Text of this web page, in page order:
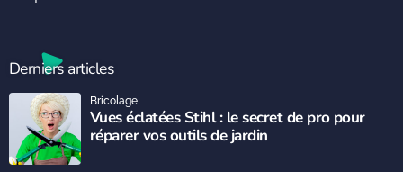
Derniers articles
Vues éclatées Stihl : le secret de pro pour
réparer vos outils de jardin
Bricolage